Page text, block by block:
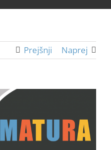
Prejšnji Naprej